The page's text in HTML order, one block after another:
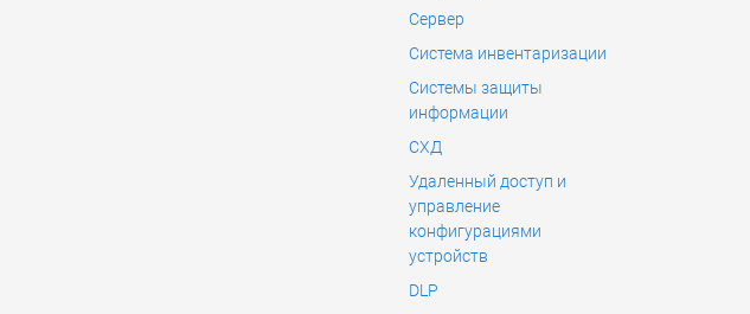
Сервер
Система инвентаризации
Системы защиты
информации
СХД
Удаленный доступ и
управление
конфигурациями
устройств
DLP